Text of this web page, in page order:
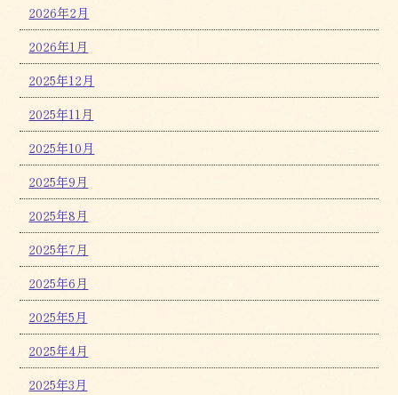
2026年2月
2026年1月
2025年12月
2025年11月
2025年10月
2025年9月
2025年8月
2025年7月
2025年6月
2025年5月
2025年4月
2025年3月